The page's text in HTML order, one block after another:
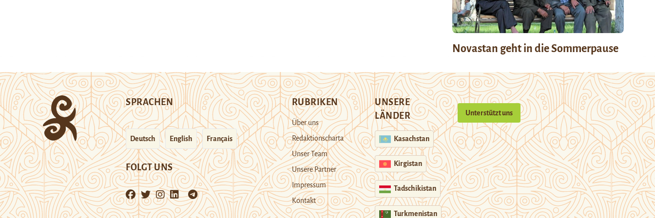
Novastan geht in die Sommerpause
SPRACHEN
Deutsch English Français
FOLGT UNS
RUBRIKEN
Über uns
Redaktionscharta
Unser Team
Unsere Partner
Impressum
Kontakt
UNSERE
LÄNDER
Kasachstan
Kirgistan
Tadschikistan
Turkmenistan
Unterstützt uns